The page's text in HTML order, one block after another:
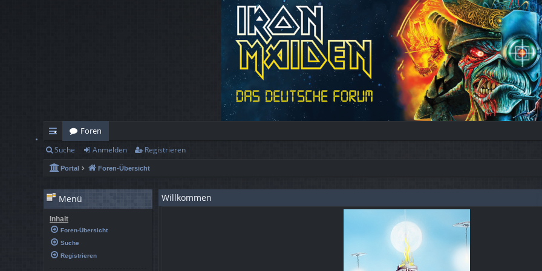
ch
ne
llz
ug
rif
Foren
Suche Anmelden Registrieren
Portal Foren-Übersicht
Willkommen
Menü
Inhalt
Foren-Übersicht
Suche
Registrieren